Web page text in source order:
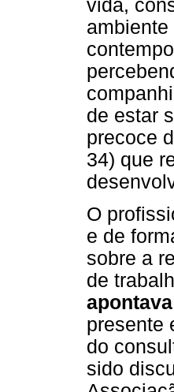
vida,
de estar
precoce
34) que
O
e de
sobre a
de
presente
do
sido